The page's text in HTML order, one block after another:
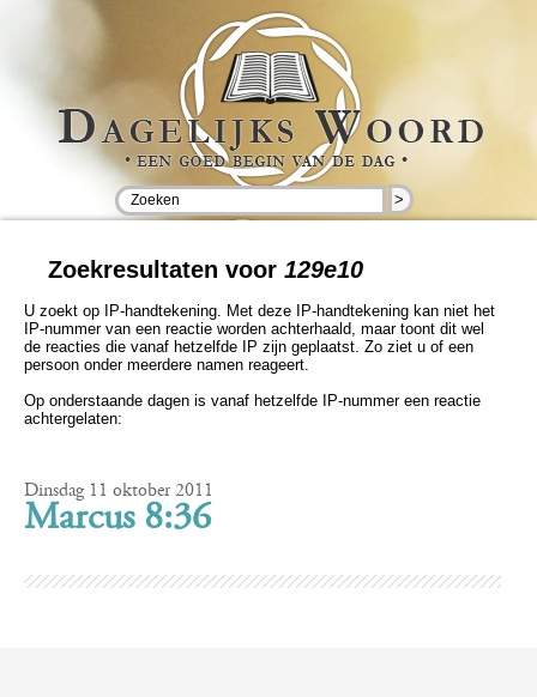
>
Zoekresultaten voor 129e10
U zoekt op IP-handtekening. Met deze IP-handtekening kan niet het
IP-nummer van een reactie worden achterhaald, maar toont dit wel
de reacties die vanaf hetzelfde IP zijn geplaatst. Zo ziet u of een
persoon onder meerdere namen reageert.
Op onderstaande dagen is vanaf hetzelfde IP-nummer een reactie
achtergelaten:
Dinsdag 11 oktober 2011
Marcus 8:36